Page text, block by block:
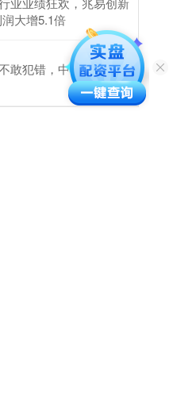
润大增5.1倍
敢犯错，中国车就难出